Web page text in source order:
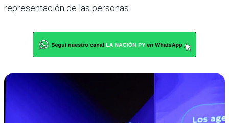
representación de las personas.